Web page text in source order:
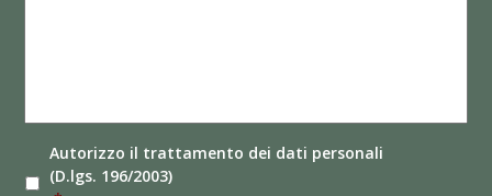
Autorizzo il trattamento dei dati personali
(D.lgs. 196/2003)